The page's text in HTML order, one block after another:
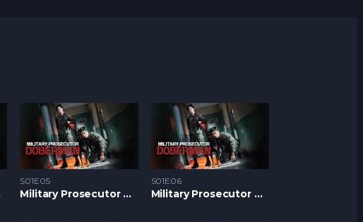
04
S01E05
Military Prosecutor Doberman S1 – Epizoda 05
S01E06
Military Prosecutor Doberman S1 – Epizoda 06